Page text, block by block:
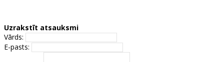
Uzrakstīt atsauksmi
Vārds:
E-pasts: